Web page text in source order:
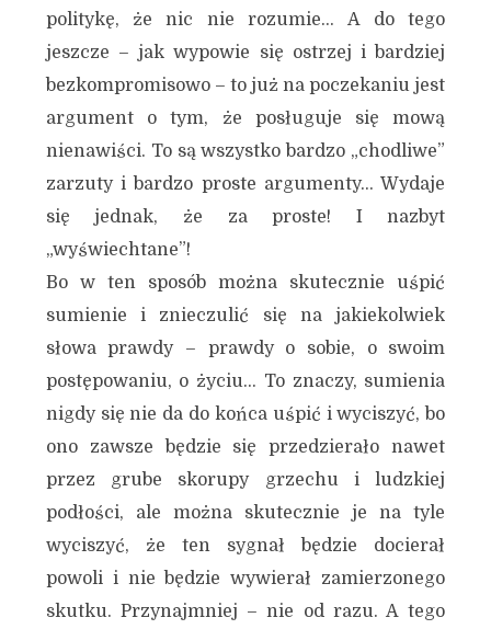
politykę, że nic nie rozumie… A do tego
jeszcze – jak wypowie się ostrzej i bardziej
bezkompromisowo – to już na poczekaniu jest
argument o tym, że posługuje się mową
nienawiści. To są wszystko bardzo „chodliwe”
zarzuty i bardzo proste argumenty… Wydaje
się jednak, że za proste! I nazbyt
„wyświechtane”!
Bo w ten sposób można skutecznie uśpić
sumienie i znieczulić się na jakiekolwiek
słowa prawdy – prawdy o sobie, o swoim
postępowaniu, o życiu… To znaczy, sumienia
nigdy się nie da do końca uśpić i wyciszyć, bo
ono zawsze będzie się przedzierało nawet
przez grube skorupy grzechu i ludzkiej
podłości, ale można skutecznie je na tyle
wyciszyć, że ten sygnał będzie docierał
powoli i nie będzie wywierał zamierzonego
skutku. Przynajmniej – nie od razu. A tego